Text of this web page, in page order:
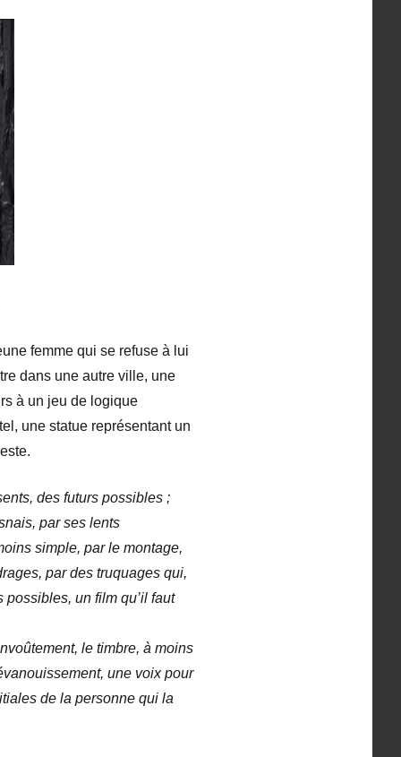
femme qui se refuse à lui
dans une autre ville, une
à un jeu de logique
une statue représentant un
des futurs possibles ;
par ses lents
simple, par le montage,
par des truquages qui,
un film qu’il faut
le timbre, à moins
une voix pour
de la personne qui la